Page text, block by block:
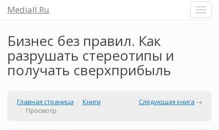
Mediall.Ru
Бизнес без правил. Как
разрушать стереотипы и
получать сверхприбыль
Следующая книга →
Главная страница
Книги
Просмотр